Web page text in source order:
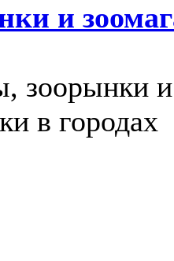
и
зоорынки и
в городах